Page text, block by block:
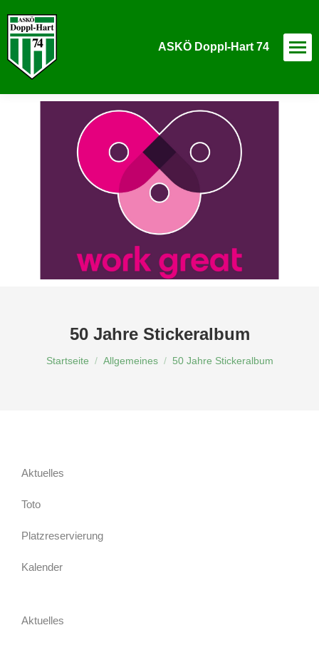
ASKÖ Doppl-Hart 74
50 Jahre Stickeralbum
Du bist hier:
Startseite Allgemeines 50 Jahre Stickeralbum
Aktuelles
Toto
Platzreservierung
Kalender
Aktuelles